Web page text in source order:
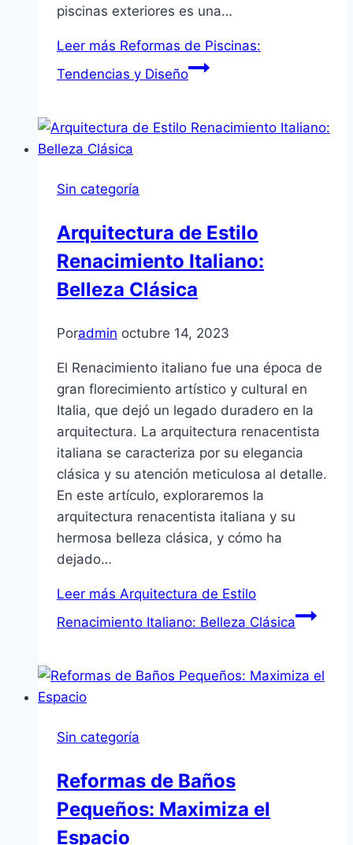
piscinas exteriores es una…
Leer más Reformas de Piscinas:
Tendencias y Diseño
Sin categoría
Arquitectura de Estilo
Renacimiento Italiano:
Belleza Clásica
Poradmin octubre 14, 2023
El Renacimiento italiano fue una época de
gran florecimiento artístico y cultural en
Italia, que dejó un legado duradero en la
arquitectura. La arquitectura renacentista
italiana se caracteriza por su elegancia
clásica y su atención meticulosa al detalle.
En este artículo, exploraremos la
arquitectura renacentista italiana y su
hermosa belleza clásica, y cómo ha
dejado…
Leer más Arquitectura de Estilo
Renacimiento Italiano: Belleza Clásica
Sin categoría
Reformas de Baños
Pequeños: Maximiza el
Espacio